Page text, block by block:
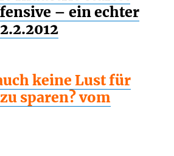
– ein echter
keine Lust für
sparen? vom